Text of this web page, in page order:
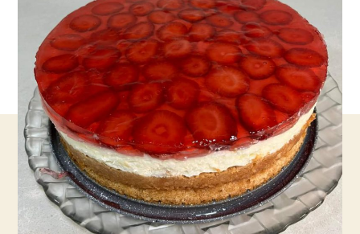
קצפת
וג'לי
כמו
של
פעם